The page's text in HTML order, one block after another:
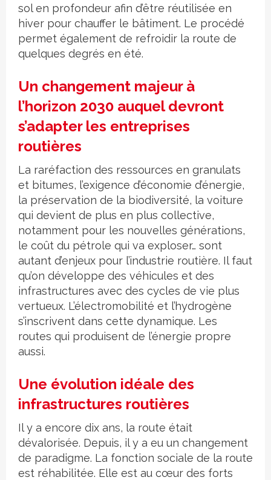
sol en profondeur afin d’être réutilisée en
hiver pour chauffer le bâtiment. Le procédé
permet également de refroidir la route de
quelques degrés en été.
Un changement majeur à
l’horizon 2030 auquel devront
s’adapter les entreprises
routières
La raréfaction des ressources en granulats
et bitumes, l’exigence d’économie d’énergie,
la préservation de la biodiversité, la voiture
qui devient de plus en plus collective,
notamment pour les nouvelles générations,
le coût du pétrole qui va exploser… sont
autant d’enjeux pour l’industrie routière. Il faut
qu’on développe des véhicules et des
infrastructures avec des cycles de vie plus
vertueux. L’électromobilité et l’hydrogène
s’inscrivent dans cette dynamique. Les
routes qui produisent de l’énergie propre
aussi.
Une évolution idéale des
infrastructures routières
Il y a encore dix ans, la route était
dévalorisée. Depuis, il y a eu un changement
de paradigme. La fonction sociale de la route
est réhabilitée. Elle est au cœur des forts